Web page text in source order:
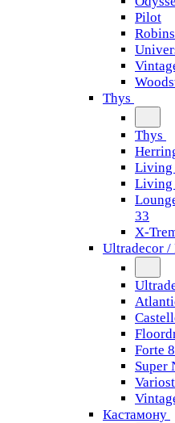
Pilot
Thys
Thys
Living
Living
33
X-
Ultradecor /
Forte
Super
Кастамону